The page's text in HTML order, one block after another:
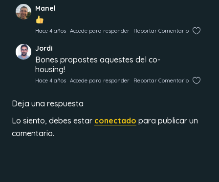
Manel
Hace 4 años Accede para responder Reportar Comentario
Jordi
Bones propostes aquestes del co-
housing!
Hace 4 años Accede para responder Reportar Comentario
Deja una respuesta
Lo siento, debes estar conectado para publicar un
comentario.